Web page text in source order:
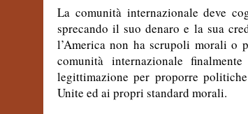
La comunità internazionale deve
sprecando il suo denaro e la sua
l’America non ha scrupoli morali o
comunità internazionale
legittimazione per proporre
Unite ed ai propri standard morali.